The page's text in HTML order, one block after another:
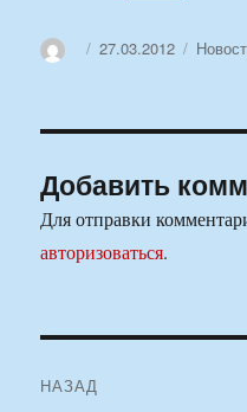
АвторОпубликовано
27.03.2012
Добавить
Для отправки
авторизоваться.
НАЗАД